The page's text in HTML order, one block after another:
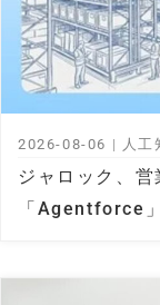
ジャロック、
「Agentforce
2026-08-06 | 人工